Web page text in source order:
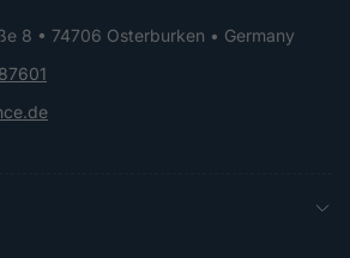
8 • 74706 Osterburken • Germany